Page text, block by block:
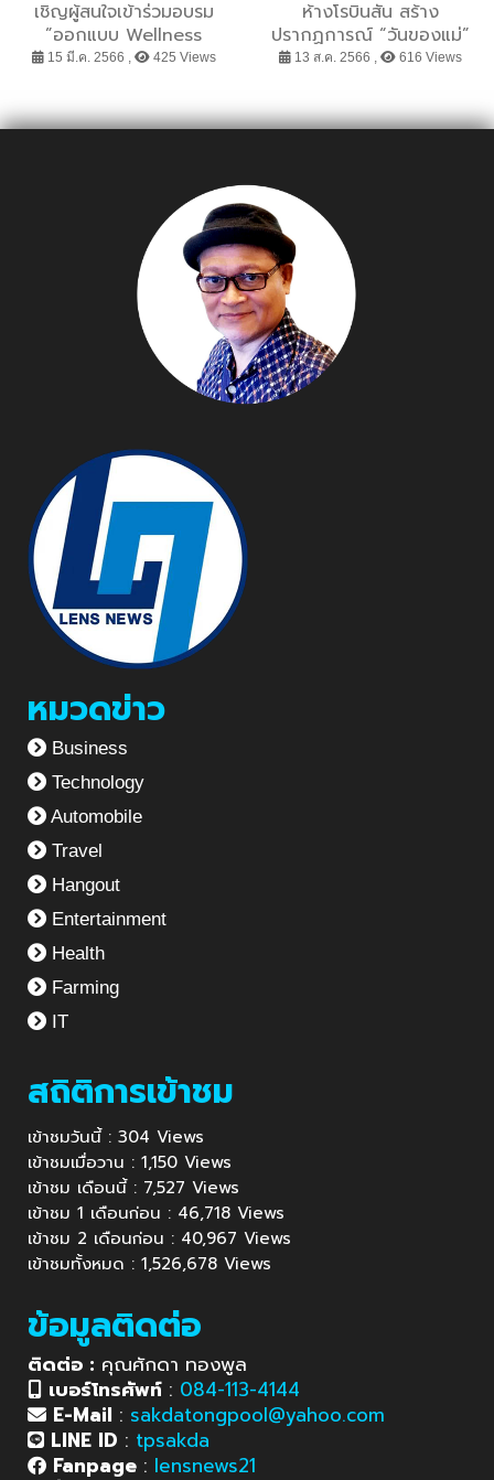
เชิญผู้สนใจเข้าร่วมอบรม
”ออกแบบ Wellness
อย่างไร ให้คุ้มค่าเงินลงทุน”
มหาวิทยาลัยราชภัฏ
15 มี.ค. 2566 , 425 Views
ห้างโรบินสัน สร้าง
ปรากฏการณ์ “วันของแม่”
แท็กทีม 5 หนุ่มฮอต กระจาย
“ROBINSON HAPPY
13 ส.ค. 2566 , 616 Views
หมวดข่าว
Business
Technology
Automobile
Travel
Hangout
Entertainment
Health
Farming
IT
สถิติการเข้าชม
เข้าชมวันนี้ : 304 Views
เข้าชมเมื่อวาน : 1,150 Views
เข้าชม เดือนนี้ : 7,527 Views
เข้าชม 1 เดือนก่อน : 46,718 Views
เข้าชม 2 เดือนก่อน : 40,967 Views
เข้าชมทั้งหมด : 1,526,678 Views
ข้อมูลติดต่อ
ติดต่อ : คุณศักดา ทองพูล
เบอร์โทรศัพท์ : 084-113-4144
E-Mail : sakdatongpool@yahoo.com
LINE ID : tpsakda
Fanpage : lensnews21